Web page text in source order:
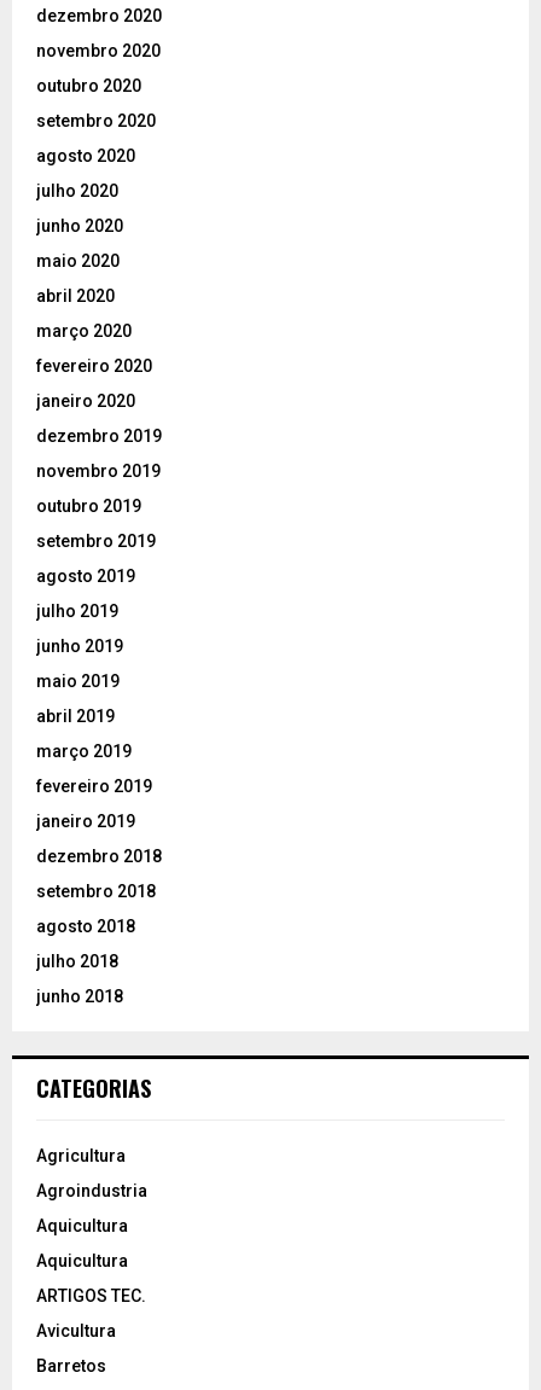
dezembro 2020
novembro 2020
outubro 2020
setembro 2020
agosto 2020
julho 2020
junho 2020
maio 2020
abril 2020
março 2020
fevereiro 2020
janeiro 2020
dezembro 2019
novembro 2019
outubro 2019
setembro 2019
agosto 2019
julho 2019
junho 2019
maio 2019
abril 2019
março 2019
fevereiro 2019
janeiro 2019
dezembro 2018
setembro 2018
agosto 2018
julho 2018
junho 2018
CATEGORIAS
Agricultura
Agroindustria
Aquicultura
Aquicultura
ARTIGOS TEC.
Avicultura
Barretos